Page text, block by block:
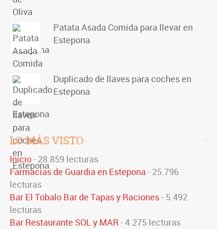
Patata Asada Comida para llevar en
Estepona
Duplicado de llaves para coches en
Estepona
LO MÁS VISTO
Inicio- 28.859 lecturas
Farmacias de Guardia en Estepona - 25.796
lecturas
Bar El Tobalo Bar de Tapas y Raciones- 5.492
lecturas
Bar Restaurante SOL y MAR - 4.275 lecturas